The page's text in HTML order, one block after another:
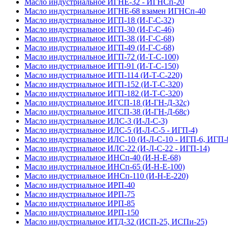
Масло индустриальное ИГНЕ-32 - ИГНСп-20
Масло индустриальное ИГНЕ-68 взамен ИГНСп-40
Масло индустриальное ИГП-18 (И-Г-С-32)
Масло индустриальное ИГП-30 (И-Г-С-46)
Масло индустриальное ИГП-38 (И-Г-С-68)
Масло индустриальное ИГП-49 (И-Г-С-68)
Масло индустриальное ИГП-72 (И-Т-С-100)
Масло индустриальное ИГП-91 (И-Т-С-150)
Масло индустриальное ИГП-114 (И-Т-С-220)
Масло индустриальное ИГП-152 (И-Т-С-320)
Масло индустриальное ИГП-182 (И-Т-С-320)
Масло индустриальное ИГСП-18 (И-ГН-Д-32с)
Масло индустриальное ИГСП-38 (И-ГН-Д-68с)
Масло индустриальное ИЛС-3 (И-Л-С-3)
Масло индустриальное ИЛС-5 (И-Л-С-5 - ИГП-4)
Масло индустриальное ИЛС-10 (И-Л-С-10 - ИГП-6, ИГП-
Масло индустриальное ИЛС-22 (И-Л-С-22 - ИГП-14)
Масло индустриальное ИНСп-40 (И-Н-Е-68)
Масло индустриальное ИНСп-65 (И-Н-Е-100)
Масло индустриальное ИНСп-110 (И-Н-Е-220)
Масло индустриальное ИРП-40
Масло индустриальное ИРП-75
Масло индустриальное ИРП-85
Масло индустриальное ИРП-150
Масло индустриальное ИТД-32 (ИСП-25, ИСПи-25)